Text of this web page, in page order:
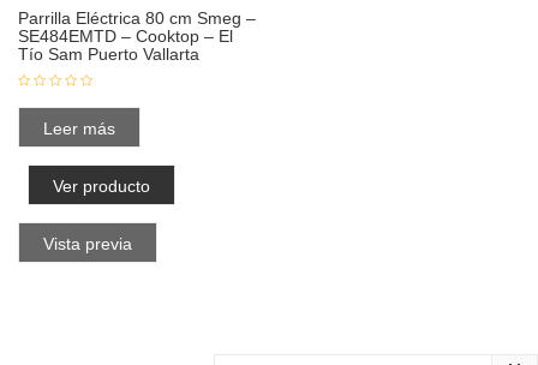
Parrilla Eléctrica 80 cm Smeg –
SE484EMTD – Cooktop – El
Tío Sam Puerto Vallarta
Leer más
Ver producto
Vista previa